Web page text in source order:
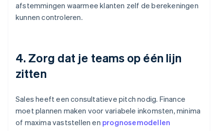
afstemmingen waarmee klanten zelf de berekeningen
kunnen controleren.
4. Zorg dat je teams op één lijn
zitten
Sales heeft een consultatieve pitch nodig. Finance
moet plannen maken voor variabele inkomsten, minima
of maxima vaststellen en prognosemodellen